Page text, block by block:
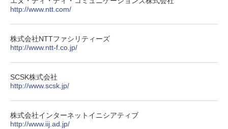
http://www.ntt.com/
株式会社NTTファシリティーズ
http://www.ntt-f.co.jp/
SCSK株式会社
http://www.scsk.jp/
株式会社インターネットイニシアティブ
http://www.iij.ad.jp/